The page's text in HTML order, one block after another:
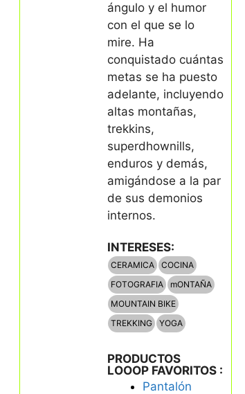
ángulo y el humor
con el que se lo
mire. Ha
conquistado cuántas
metas se ha puesto
adelante, incluyendo
altas montañas,
trekkins,
superdhownills,
enduros y demás,
amigándose a la par
de sus demonios
internos.
INTERESES:
CERAMICA
COCINA
FOTOGRAFIA
mONTAÑA
MOUNTAIN BIKE
TREKKING
YOGA
PRODUCTOS
LOOOP FAVORITOS :
Pantalón